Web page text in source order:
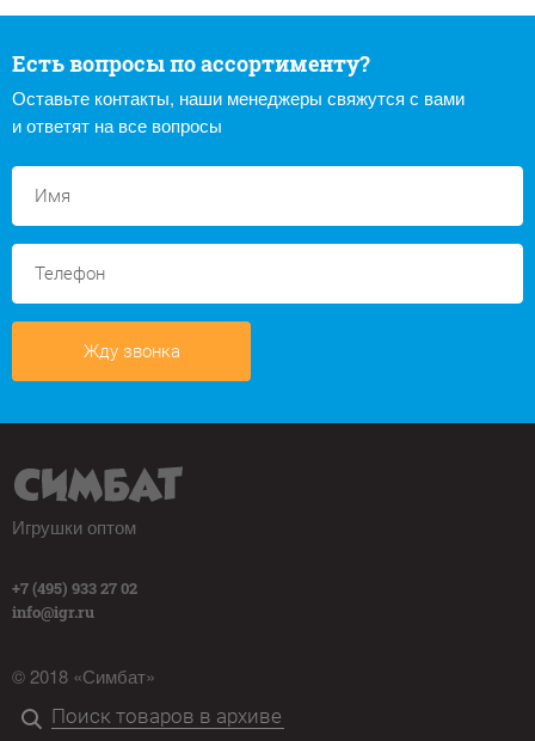
Есть вопросы по ассортименту?
Оставьте контакты, наши менеджеры свяжутся с вами
и ответят на все вопросы
Жду звонка
Игрушки оптом
+7 (495) 933 27 02
info@igr.ru
© 2018 «Симбат»